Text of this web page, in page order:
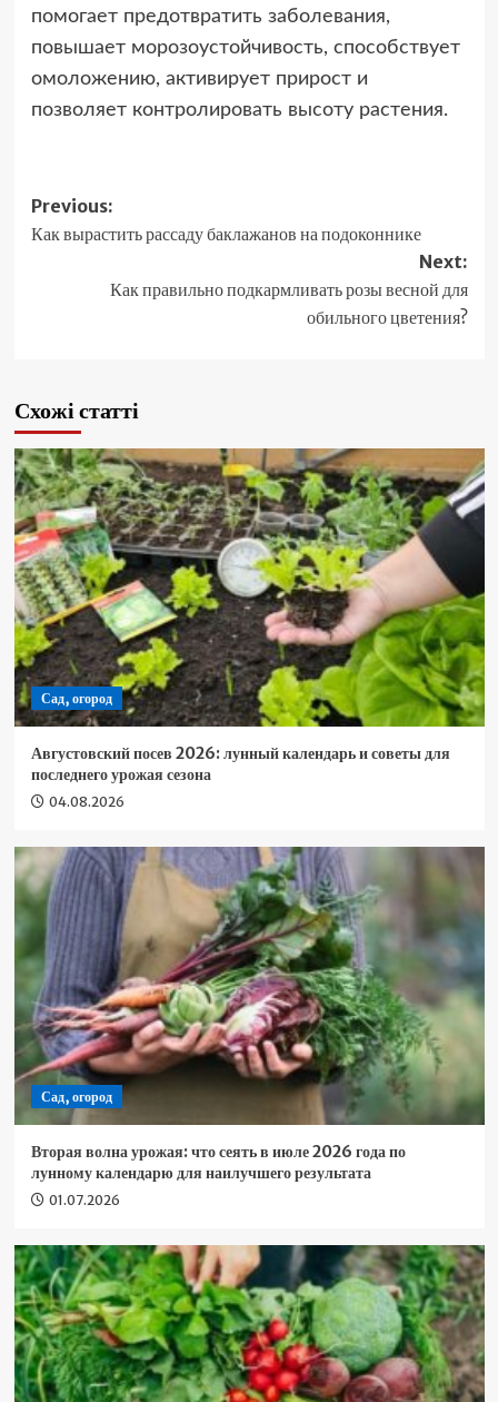
помогает предотвратить заболевания,
повышает морозоустойчивость, способствует
омоложению, активирует прирост и
позволяет контролировать высоту растения.
Post
navigation
Previous:
Как вырастить рассаду баклажанов на подоконнике
Next:
Как правильно подкармливать розы весной для
обильного цветения?
Схожі статті
Сад, огород
Августовский посев 2026: лунный календарь и советы для
последнего урожая сезона
04.08.2026
Сад, огород
Вторая волна урожая: что сеять в июле 2026 года по
лунному календарю для наилучшего результата
01.07.2026